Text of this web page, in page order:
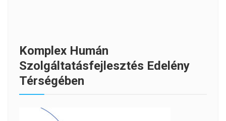
Komplex Humán
Szolgáltatásfejlesztés Edelény
Térségében